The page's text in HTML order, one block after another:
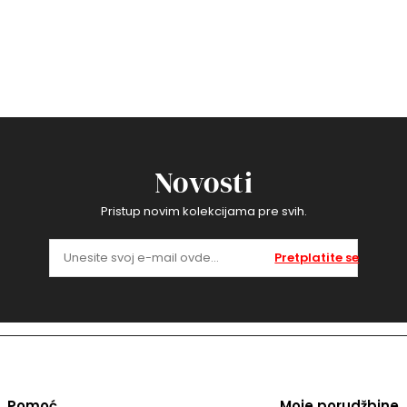
Novosti
Pristup novim kolekcijama pre svih.
Pretplatite se